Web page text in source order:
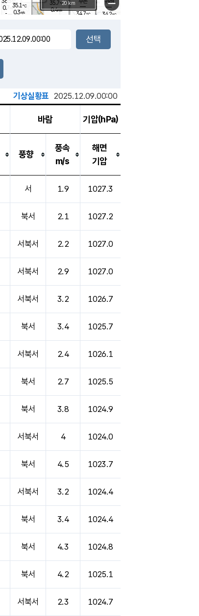
mm
34.7℃
35.7℃
0.4m/s
장호원
0.7 m/s
- mm
귀래
34.2℃
35.1℃
0.3m/s
−
20 km
기상실황표 2025.12.09.00:00
바람 기압(hPa)
풍향
풍속
m/s
해면
기압
서 1.9 1027.3
북서 2.1 1027.2
서북서 2.2 1027.0
서북서 2.9 1027.0
서북서 3.2 1026.7
북서 3.4 1025.7
서북서 2.4 1026.1
북서 2.7 1025.5
북서 3.8 1024.9
서북서 4 1024.0
북서 4.5 1023.7
서북서 3.2 1024.4
북서 3.4 1024.4
북서 4.3 1024.8
북서 4.2 1025.1
서북서 2.3 1024.7